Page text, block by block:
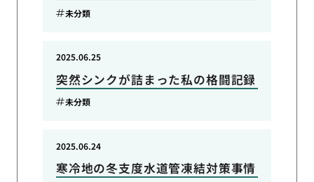
未分類
突然シンクが詰まった私の格闘記録
2025.06.25
未分類
寒冷地の冬支度水道管凍結対策事情
2025.06.24